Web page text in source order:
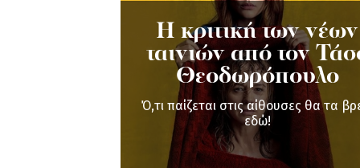
Η κριτική των νέων
ταινιών από τον
Θεοδωρόπουλο
Ό,τι παίζεται στις αίθουσες θα τα
εδώ!